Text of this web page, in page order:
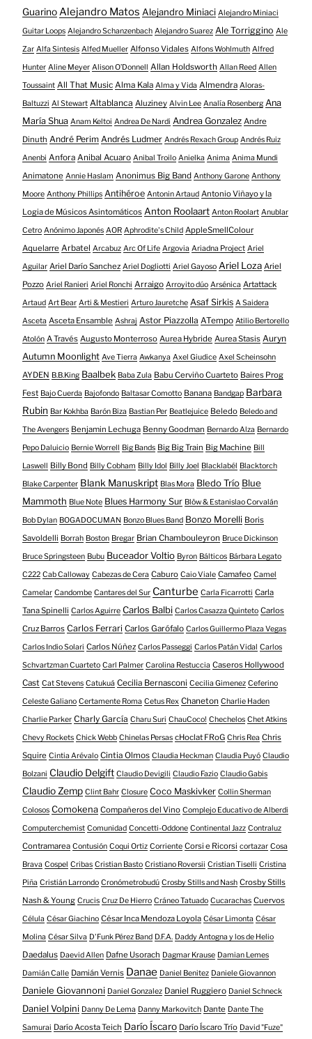
Guarino Alejandro Matos Alejandro Miniaci Alejandro Miniaci
Guitar Loops Alejandro Schanzenbach Alejandro Suarez Ale Torriggino Ale
Zar Alfa Sintesis Alfed Mueller Alfonso Vidales Alfons Wohlmuth Alfred
Hunter Aline Meyer Alison O​’​Donnell Allan Holdsworth Allan Reed Allen
Toussaint All That Music Alma Kala Alma y Vida Almendra Aloras-
Baltuzzi Al Stewart Altablanca Aluziney Alvin Lee Analía Rosenberg Ana
María Shua Anam Keltoi Andrea De Nardi Andrea Gonzalez Andre
Dinuth André Perim Andrés Ludmer Andrés Rexach Group Andrés Ruiz
Anenbi Anfora Anibal Acuaro Anibal Troilo Anielka Anima Anima Mundi
Animatone Annie Haslam Anonimus Big Band Anthony Garone Anthony
Moore Anthony Phillips Antihéroe Antonin Artaud Antonio Viñayo y la
Logia de Músicos Asintomáticos Anton Roolaart Anton Roolart Anublar
Cetro Anónimo Japonés AOR Aphrodite's Child AppleSmellColour
Aquelarre Arbatel Arcabuz Arc Of Life Argovia Ariadna Project Ariel
Aguilar Ariel Darío Sanchez Ariel Dogliotti Ariel Gayoso Ariel Loza Ariel
Pozzo Ariel Ranieri Ariel Ronchi Arraigo Arroyito dúo Arsénica Artattack
Artaud Art Bear Arti & Mestieri Arturo Jauretche Asaf Sirkis A Saidera
Asceta Asceta Ensamble Ashraj Astor Piazzolla ATempo Atilio Bertorello
Atolón A Través Augusto Monterroso Aurea Hybride Aurea Stasis Auryn
Autumn Moonlight Ave Tierra Awkanya Axel Giudice Axel Scheinsohn
AYDEN B.B.King Baalbek Baba Zula Babu Cerviño Cuarteto Baires Prog
Fest Bajo Cuerda Bajofondo Baltasar Comotto Banana Bandgap Barbara
Rubin Bar Kokhba Barón Biza Bastian Per Beatlejuice Beledo Beledo and
The Avengers Benjamin Lechuga Benny Goodman Bernardo Alza Bernardo
Pepo Daluicio Bernie Worrell Big Bands Big Big Train Big Machine Bill
Laswell Billy Bond Billy Cobham Billy Idol Billy Joel Blacklabél Blacktorch
Blake Carpenter Blank Manuskript Blas Mora Bledo Trío Blue
Mammoth Blue Note Blues Harmony Sur Blöw & Estanislao Corvalán
Bob Dylan BOGADOCUMAN Bonzo Blues Band Bonzo Morelli Boris
Savoldelli Borrah Boston Bregar Brian Chambouleyron Bruce Dickinson
Bruce Springsteen Bubu Buceador Voltio Byron Bálticos Bárbara Legato
C222 Cab Calloway Cabezas de Cera Caburo Caio Viale Camafeo Camel
Camelar Candombe Cantares del Sur Canturbe Carla Ficarrotti Carla
Tana Spinelli Carlos Aguirre Carlos Balbi Carlos Casazza Quinteto Carlos
Cruz Barros Carlos Ferrari Carlos Garófalo Carlos Guillermo Plaza Vegas
Carlos Indio Solari Carlos Núñez Carlos Passeggi Carlos Patán Vidal Carlos
Schvartzman Cuarteto Carl Palmer Carolina Restuccia Caseros Hollywood
Cast Cat Stevens Catukuá Cecilia Bernasconi Cecilia Gimenez Ceferino
Celeste Galiano Certamente Roma Cetus Rex Chaneton Charlie Haden
Charlie Parker Charly García Charu Suri ChauCoco! Chechelos Chet Atkins
Chevy Rockets Chick Webb Chinelas Persas cHoclat FRoG Chris Rea Chris
Squire Cintia Arévalo Cintia Olmos Claudia Heckman Claudia Puyó Claudio
Bolzani Claudio Delgift Claudio Devigili Claudio Fazio Claudio Gabis
Claudio Zemp Clint Bahr Closure Coco Maskivker Collin Sherman
Colosos Comokena Compañeros del Vino Complejo Educativo de Alberdi
Computerchemist Comunidad Concetti-Oddone Continental Jazz Contraluz
Contramarea Contusión Coqui Ortiz Corriente Corsi e Ricorsi cortazar Cosa
Brava Cospel Cribas Cristian Basto Cristiano Roversii Cristian Tiselli Cristina
Piña Cristián Larrondo Cronómetrobudú Crosby Stills and Nash Crosby Stills
Nash & Young Crucis Cruz De Hierro Cráneo Tatuado Cucarachas Cuervos
Célula César Giachino César Inca Mendoza Loyola César Limonta César
Molina César Silva D'Funk Pérez Band D.F.A. Daddy Antogna y los de Helio
Daedalus Daevid Allen Dafne Usorach Dagmar Krause Damian Lemes
Damián Calle Damián Vernis Danae Daniel Benitez Daniele Giovannon
Daniele Giovannoni Daniel Gonzalez Daniel Ruggiero Daniel Schneck
Daniel Volpini Danny De Lema Danny Markovitch Dante Dante The
Samurai Darío Acosta Teich Darío Íscaro Darío Íscaro Trío David "Fuze"